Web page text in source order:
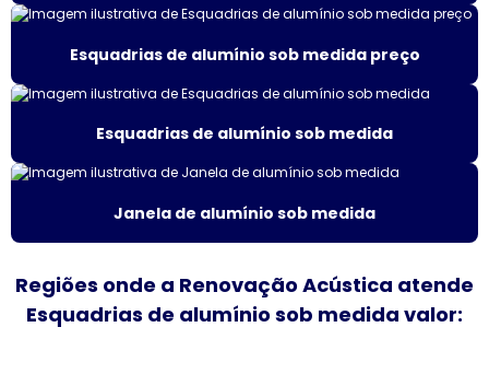
Esquadria de alumínio preço metro
Esquadria com persiana
Esquadrias acústicas de alumínio
Esquadrias de alto padrão
Esquadrias de alumínio alto padrão
Esquadrias de alumínio sob medida preço
Esquadrias de alumínio sob medida
Janela de alumínio sob medida
Regiões onde a Renovação Acústica atende
Esquadrias de alumínio sob medida valor: